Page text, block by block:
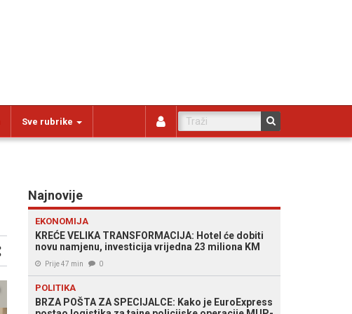
Sve rubrike
Najnovije
EKONOMIJA
KREĆE VELIKA TRANSFORMACIJA: Hotel će dobiti
novu namjenu, investicija vrijedna 23 miliona KM
Prije 47 min 0
POLITIKA
BRZA POŠTA ZA SPECIJALCE: Kako je EuroExpress